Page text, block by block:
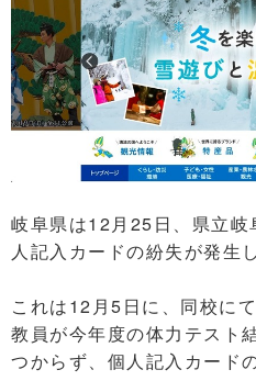
岐阜県は12月25日、県立
人記入カードの紛失が発生
これは12月5日に、同校に
教員が今年度の体力テスト
つからず、個人記入カード